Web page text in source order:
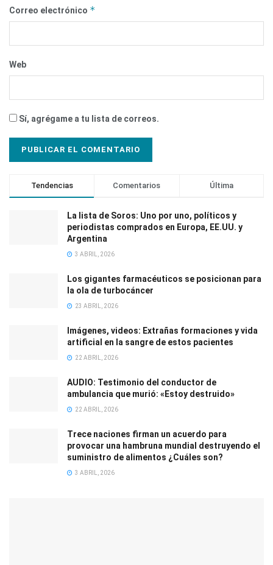
Correo electrónico *
Web
Sí, agrégame a tu lista de correos.
Tendencias Comentarios Última
La lista de Soros: Uno por uno, políticos y
periodistas comprados en Europa, EE.UU. y
Argentina
3 ABRIL, 2026
Los gigantes farmacéuticos se posicionan para
la ola de turbocáncer
23 ABRIL, 2026
Imágenes, videos: Extrañas formaciones y vida
artificial en la sangre de estos pacientes
22 ABRIL, 2026
AUDIO: Testimonio del conductor de
ambulancia que murió: «Estoy destruido»
22 ABRIL, 2026
Trece naciones firman un acuerdo para
provocar una hambruna mundial destruyendo el
suministro de alimentos ¿Cuáles son?
3 ABRIL, 2026